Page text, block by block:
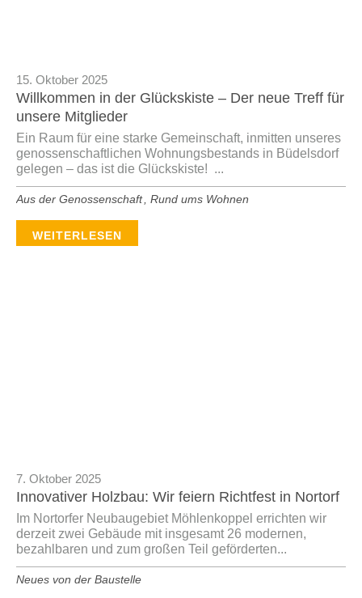
15. Oktober 2025
Willkommen in der Glückskiste – Der neue Treff für
unsere Mitglieder
Ein Raum für eine starke Gemeinschaft, inmitten unseres
genossenschaftlichen Wohnungsbestands in Büdelsdorf
gelegen – das ist die Glückskiste! ...
Aus der Genossenschaft ,Rund ums Wohnen
WEITERLESEN
7. Oktober 2025
Innovativer Holzbau: Wir feiern Richtfest in Nortorf
Im Nortorfer Neubaugebiet Möhlenkoppel errichten wir
derzeit zwei Gebäude mit insgesamt 26 modernen,
bezahlbaren und zum großen Teil geförderten...
Neues von der Baustelle